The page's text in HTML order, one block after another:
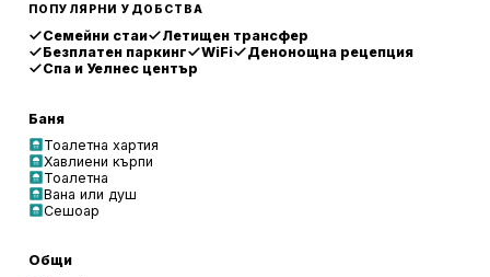
ПОПУЛЯРНИ УДОБСТВА
Семейни стаи
Летищен трансфер
Безплатен паркинг
WiFi
Денонощна рецепция
Спа и Уелнес център
Баня
Тоалетна хартия
Хавлиени кърпи
Тоалетна
Вана или душ
Сешоар
Общи